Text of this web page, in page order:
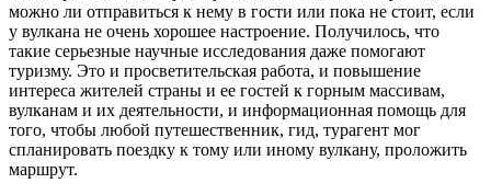
можно ли отправиться к нему в гости или пока не стоит, если
у вулкана не очень хорошее настроение. Получилось, что
такие серьезные научные исследования даже помогают
туризму. Это и просветительская работа, и повышение
интереса жителей страны и ее гостей к горным массивам,
вулканам и их деятельности, и информационная помощь для
того, чтобы любой путешественник, гид, турагент мог
спланировать поездку к тому или иному вулкану, проложить
маршрут.